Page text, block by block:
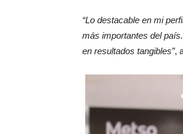
“Lo destacable en mi
más importantes del
en resultados tangibles”,